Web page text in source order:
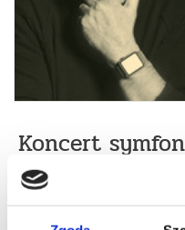
Koncert
g.19:30
Sala Koncertowa